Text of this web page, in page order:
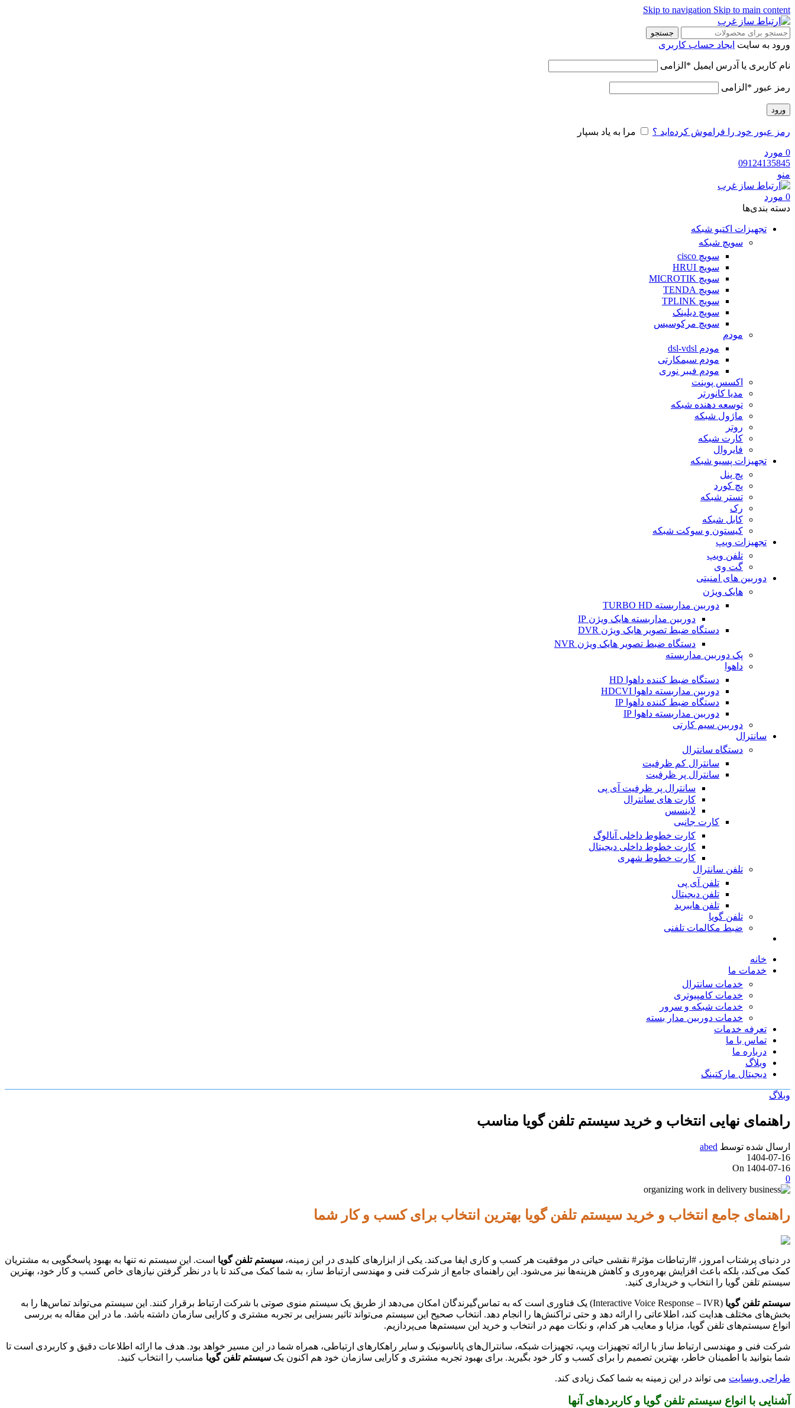
Skip to navigation Skip to main content
جستجو
ورود به سایت ایجاد حساب کاربری
نام کاربری یا آدرس ایمیل * الزامی
رمز عبور * الزامی
ورود
رمز عبور خود را فراموش کرده‌اید ؟ مرا به یاد بسپار
0 مورد
09124135845
منو
0 مورد
دسته‌ بندی‌ها
تجهیزات اکتیو شبکه
سویچ شبکه
سویچ cisco
سویچ HRUI
سویچ MICROTIK
سویچ TENDA
سویچ TPLINK
سویچ دیلینک
سویچ مرکوسیس
مودم
مودم dsl-vdsl
مودم سیمکارتی
مودم فیبر نوری
اکسس پوینت
مدیا کانورتر
توسعه دهنده شبکه
ماژول شبکه
روتر
کارت شبکه
فایروال
تجهیزات پسیو شبکه
پچ پنل
پچ کورد
تستر شبکه
رک
کابل شبکه
کیستون و سوکت شبکه
تجهیزات ویپ
تلفن ویپ
گت وی
دوربین های امنیتی
هایک ویژن
دوربین مداربسته TURBO HD
دوربین مداربسته هایک ویژن IP
دستگاه ضبط تصویر هایک ویژن DVR
دستگاه ضبط تصویر هایک ویژن NVR
پک دوربین مداربسته
داهوا
دستگاه ضبط کننده داهوا HD
دوربین مداربسته داهوا HDCVI
دستگاه ضبط کننده داهوا IP
دوربین مداربسته داهوا IP
دوربین سیم کارتی
سانترال
دستگاه سانترال
سانترال کم ظرفیت
سانترال پر ظرفیت
سانترال پر ظرفیت آی پی
کارت های سانترال
لاینسس
کارت جانبی
کارت خطوط داخلی آنالوگ
کارت خطوط داخلی دیجیتال
کارت خطوط شهری
تلفن سانترال
تلفن آی پی
تلفن دیجیتال
تلفن هایبرید
تلفن گویا
ضبط مکالمات تلفنی
خانه
خدمات ما
خدمات سانترال
خدمات کامپیوتری
خدمات شبکه و سرور
خدمات دوربین مدار بسته
تعرفه خدمات
تماس با ما
درباره ما
وبلاگ
دیجیتال مارکتینگ
وبلاگ
راهنمای نهایی انتخاب و خرید سیستم تلفن گویا مناسب
ارسال شده توسط abed
1404-07-16
On 1404-07-16
0
راهنمای جامع انتخاب و خرید سیستم تلفن گویا بهترین انتخاب برای کسب و کار شما
در دنیای پرشتاب امروز، #ارتباطات مؤثر# نقشی حیاتی در موفقیت هر کسب و کاری ایفا می‌کند. یکی از ابزارهای کلیدی در این زمینه، سیستم تلفن گویا است. این سیستم نه تنها به بهبود پاسخگویی به مشتریان
کمک می‌کند، بلکه باعث افزایش بهره‌وری و کاهش هزینه‌ها نیز می‌شود. این راهنمای جامع از شرکت فنی و مهندسی ارتباط ساز، به شما کمک می‌کند تا با در نظر گرفتن نیازهای خاص کسب و کار خود، بهترین
سیستم تلفن گویا را انتخاب و خریداری کنید.
سیستم تلفن گویا
(Interactive Voice Response – IVR) یک فناوری است که به تماس‌گیرندگان امکان می‌دهد از طریق یک سیستم منوی صوتی با شرکت ارتباط برقرار کنند. این سیستم می‌تواند تماس‌ها را به
بخش‌های مختلف هدایت کند، اطلاعاتی را ارائه دهد و حتی تراکنش‌ها را انجام دهد. انتخاب صحیح این سیستم می‌تواند تاثیر بسزایی بر تجربه مشتری و کارایی سازمان داشته باشد. ما در این مقاله به بررسی
انواع سیستم‌های تلفن گویا، مزایا و معایب هر کدام، و نکات مهم در انتخاب و خرید این سیستم‌ها می‌پردازیم.
شرکت فنی و مهندسی ارتباط ساز با ارائه تجهیزات ویپ، تجهیزات شبکه، سانترال‌های پاناسونیک و سایر راهکارهای ارتباطی، همراه شما در این مسیر خواهد بود. هدف ما ارائه اطلاعات دقیق و کاربردی است تا
شما بتوانید با اطمینان خاطر، بهترین تصمیم را برای کسب و کار خود بگیرید. برای بهبود تجربه مشتری و کارایی سازمان خود هم اکنون یک سیستم تلفن گویا مناسب را انتخاب کنید.
طراحی وبسایت می تواند در این زمینه به شما کمک زیادی کند.
آشنایی با انواع سیستم تلفن گویا و کاربردهای آنها